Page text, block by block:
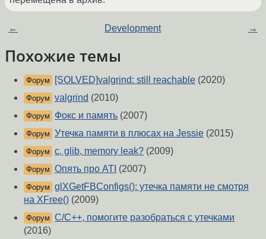
← Development →
Похожие темы
Форум [SOLVED]valgrind: still reachable (2020)
Форум valgrind (2010)
Форум Фокс и память (2007)
Форум Утечка памяти в плюсах на Jessie (2015)
Форум c, glib, memory leak? (2009)
Форум Опять про ATI (2007)
Форум glXGetFBConfigs(): утечка памяти не смотря
на XFree() (2009)
Форум C/C++, помогите разобраться с утечками
(2016)